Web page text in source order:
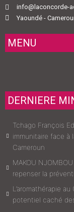
info@laconcorde-
Yaoundé -
MENU
DERNIERE
Tchago François
immunitaire face à
Cameroun
MAKOU
repenser la
L’aromathérapie
potentiel caché